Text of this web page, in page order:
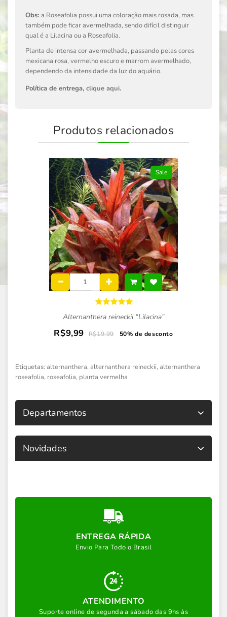
Obs: a Roseafolia possui uma coloração mais rosada, mas
também pode ficar avermelhada, sendo difícil distinguir
qual é a Lilacina ou a Roseafolia.
Planta de intensa cor avermelhada, passando pelas cores
mexicana rosa, vermelho escuro e marrom avermelhado,
dependendo da intensidade da luz do aquário.
Política de entrega, clique aqui.
Produtos relacionados
Sale
Alternanthera reineckii “Lilacina”
R$9,99 R$19,99 50% de desconto
Etiquetas: alternanthera, alternanthera reineckii, alternanthera
roseafolia, roseafolia, planta vermelha
Departamentos
Novidades
ENTREGA RÁPIDA
Envio Para Todo o Brasil
ATENDIMENTO
Suporte online de segunda a sábado das 9hs às